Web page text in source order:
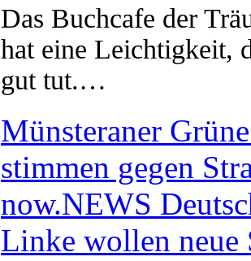
Das Buchcafe der
hat eine Leichtigkeit,
gut tut.…
Münsteraner
stimmen gegen
now.NEWS
Linke wollen neue